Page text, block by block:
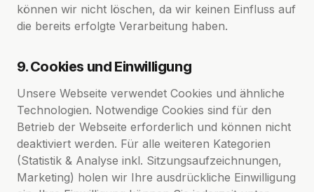
können wir nicht löschen, da wir keinen Einfluss auf
die bereits erfolgte Verarbeitung haben.
9. Cookies und Einwilligung
Unsere Webseite verwendet Cookies und ähnliche
Technologien. Notwendige Cookies sind für den
Betrieb der Webseite erforderlich und können nicht
deaktiviert werden. Für alle weiteren Kategorien
(Statistik & Analyse inkl. Sitzungsaufzeichnungen,
Marketing) holen wir Ihre ausdrückliche Einwilligung